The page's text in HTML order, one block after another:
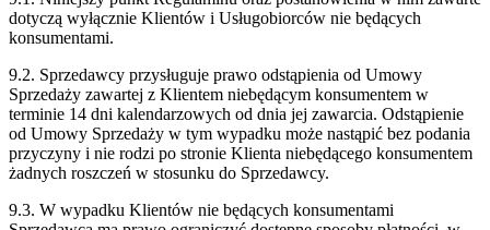
dotyczą wyłącznie Klientów i Usługobiorców nie będących
konsumentami.
9.2. Sprzedawcy przysługuje prawo odstąpienia od Umowy
Sprzedaży zawartej z Klientem niebędącym konsumentem w
terminie 14 dni kalendarzowych od dnia jej zawarcia. Odstąpienie
od Umowy Sprzedaży w tym wypadku może nastąpić bez podania
przyczyny i nie rodzi po stronie Klienta niebędącego konsumentem
żadnych roszczeń w stosunku do Sprzedawcy.
9.3. W wypadku Klientów nie będących konsumentami